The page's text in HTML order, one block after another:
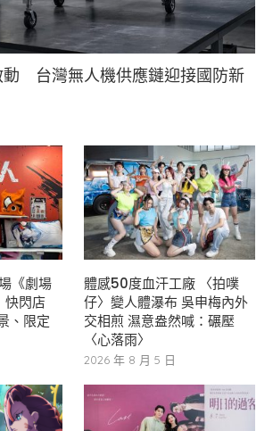
動 台灣無人機供應鏈迎接國防新
《劇場
快閃店
、限定
體感50度血汗工廠 〈拍噗
仔〉變人體瀑布 吳申梅內外
交相煎 濕意盎然喊：碾壓
〈心落雨〉
2026 年 8 月 5 日